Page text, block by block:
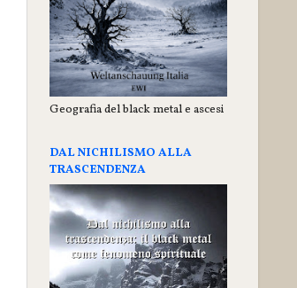
Geografia del black metal e ascesi
DAL NICHILISMO ALLA
TRASCENDENZA